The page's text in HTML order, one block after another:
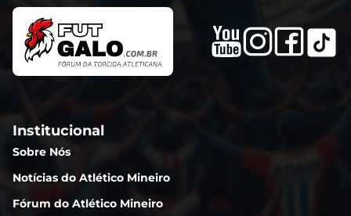
Institucional
Sobre Nós
Notícias do Atlético Mineiro
Fórum do Atlético Mineiro